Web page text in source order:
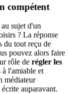
compétent
sujet d'un
? La réponse
du tout reçu de
pouvez alors faire
rôle de régler les
à l'amiable et
médiateur
auparavant.